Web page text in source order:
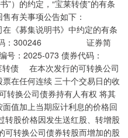
”）的约定，“宝莱转债”的有条
售有关事项公告如下：
《募集说明书》中约定的有条
券代码：300246 证券简
073 债券代码：
在本次发行的可转换公司
在任何连续 三十个交易日的收
转换公司债券持有人有权 将其
值加上当期应计利息的价格回
转股价格因发生送红股、转增股
可转换公司债券转股而增加的股